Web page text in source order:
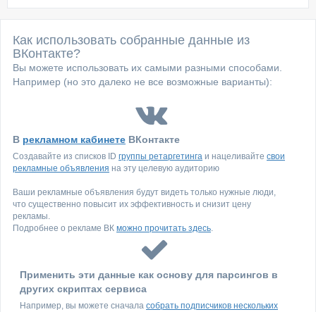
Как использовать собранные данные из
ВКонтакте?
Вы можете использовать их самыми разными способами.
Например (но это далеко не все возможные варианты):
В рекламном кабинете ВКонтакте
Создавайте из списков ID группы ретаргетинга и нацеливайте свои
рекламные объявления на эту целевую аудиторию
Ваши рекламные объявления будут видеть только нужные люди,
что существенно повысит их эффективность и снизит цену
рекламы.
Подробнее о рекламе ВК можно прочитать здесь.
Применить эти данные как основу для парсингов в
других скриптах сервиса
Например, вы можете сначала собрать подписчиков нескольких